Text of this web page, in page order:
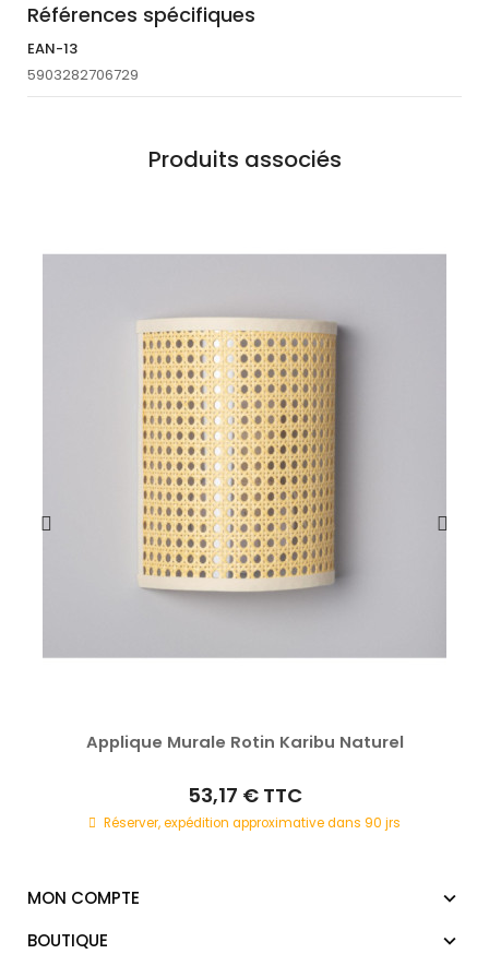
Références spécifiques
EAN-13
5903282706729
Produits associés
Applique Murale Rotin Karibu Naturel
53,17 € TTC
Réserver, expédition approximative dans 90 jrs
MON COMPTE
BOUTIQUE